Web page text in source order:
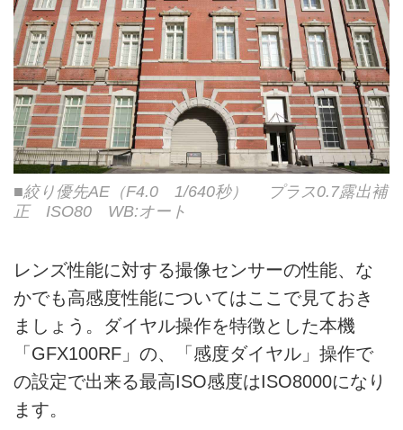
■絞り優先AE（F4.0 1/640秒） プラス0.7露出補
正 ISO80 WB:オート
レンズ性能に対する撮像センサーの性能、な
かでも高感度性能についてはここで見ておき
ましょう。ダイヤル操作を特徴とした本機
「GFX100RF」の、「感度ダイヤル」操作で
の設定で出来る最高ISO感度はISO8000になり
ます。